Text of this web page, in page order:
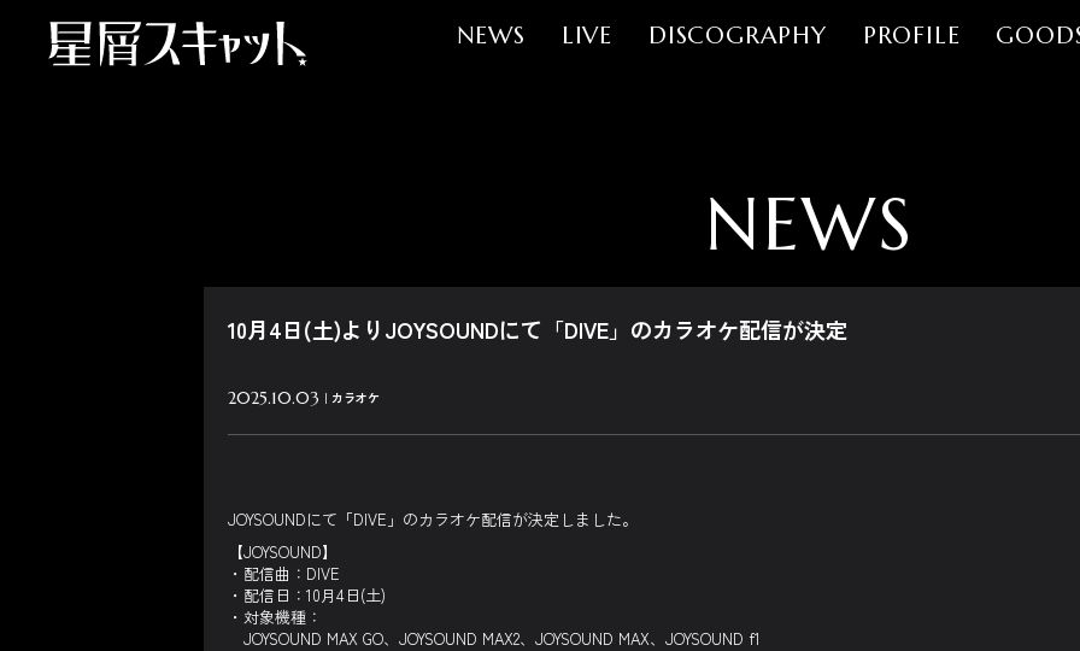
NEWS LIVE DISCOGRAPHY PROFILE
NEWS
10月4日(土)よりJOYSOUNDにて「DIVE」のカラオケ配信が決定
2025.10.03 カラオケ
JOYSOUNDにて「DIVE」のカラオケ配信が決定しました。
【JOYSOUND】
・配信曲：DIVE
・配信日：10月4日(土)
・対象機種：
JOYSOUND MAX GO、JOYSOUND MAX2、JOYSOUND MAX、JOYSOUND f1